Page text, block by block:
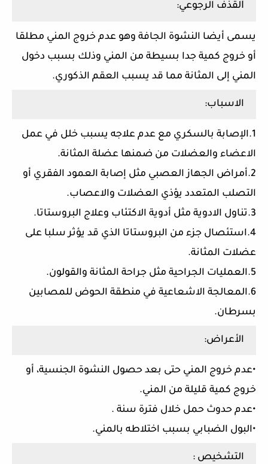
القذف الرجوعي:
يسمى أيضا النشوة الجافة وهو عدم خروج المني مطلقا
أو خروج كمية جدا بسيطة من المني وذلك بسبب دخول
المني إلى المثانة مما قد يسبب العقم الذكوري.
الاسباب:
1.الإصابة بالسكري مع عدم علاجه يسبب خلل في عمل
الاعضاء والعضلات من ضمنها عضلة المثانة.
2.أمراض الجهاز العصبي مثل إصابة العمود الفقري أو
التصلب المتعدد يؤذي العضلات والاعصاب.
3.تناول الادوية مثل أدوية الاكتئاب وعلاج البروستاتا.
4.استئصال جزء من البروستاتا الذي قد يؤثر سلبا على
عضلات المثانة.
5.العمليات الجراحية مثل جراحة المثانة والقولون.
6.المعالجة الاشعاعية في منطقة الحوض للمصابين
بسرطان.
الأعراض:
•عدم خروج المني حتى بعد حصول النشوة الجنسية، أو
خروج كمية قليلة من المني.
•عدم حدوث حمل خلال فترة سنة .
•البول الضبابي بسبب اختلاطه بالمني.
التشخيص :